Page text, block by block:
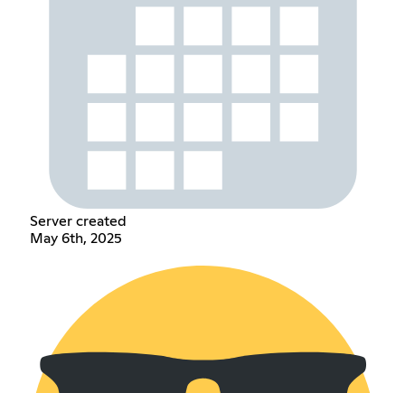
Server created
May 6th, 2025